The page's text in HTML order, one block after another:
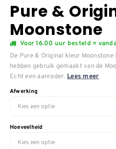
Pure &
Moonstone
Voor 16.00 uur besteld =
De Pure & Original kleur
hebben gebruik gemaakt van de
Echt een aanrader. Lees meer
Afwerking
Hoeveelheid